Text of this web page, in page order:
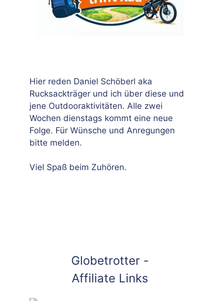
Hier reden Daniel Schöberl aka
Rucksackträger und ich über diese und
jene Outdooraktivitäten. Alle zwei
Wochen dienstags kommt eine neue
Folge. Für Wünsche und Anregungen
bitte melden.
Viel Spaß beim Zuhören.
Globetrotter -
Affiliate Links